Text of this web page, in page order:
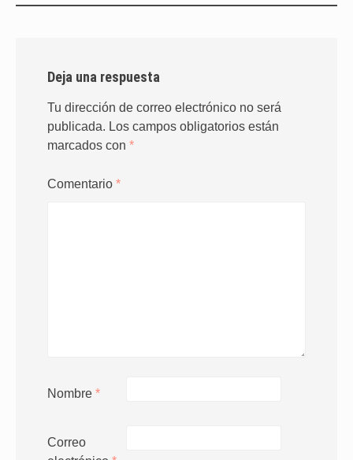
Deja una respuesta
Tu dirección de correo electrónico no será
publicada. Los campos obligatorios están
marcados con *
Comentario *
Nombre *
Correo